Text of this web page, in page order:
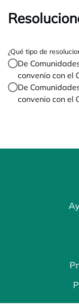
¿Qué tipo de
De
convenio con el
De
convenio con el